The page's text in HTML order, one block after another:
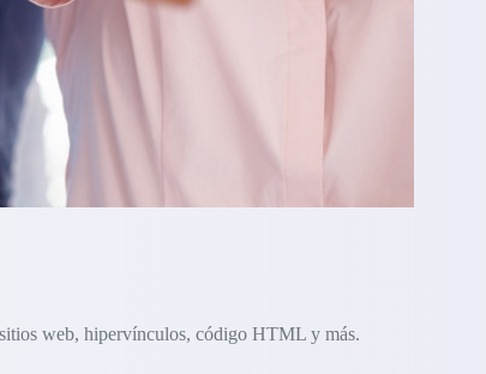
web, hipervínculos, código HTML y más.